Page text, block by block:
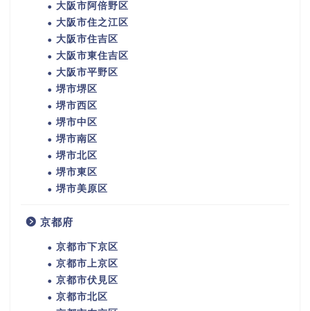
大阪市阿倍野区
大阪市住之江区
大阪市住吉区
大阪市東住吉区
大阪市平野区
堺市堺区
堺市西区
堺市中区
堺市南区
堺市北区
堺市東区
堺市美原区
京都府
京都市下京区
京都市上京区
京都市伏見区
京都市北区